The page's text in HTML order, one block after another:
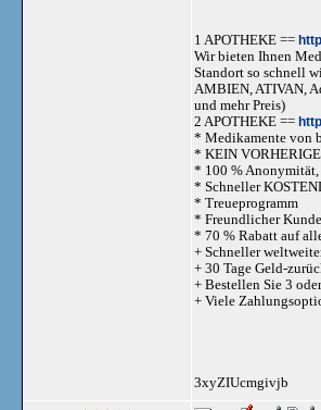
1 APOTHEKE ==
Wir bieten Ihnen
Standort so schnell
AMBIEN, ATIVAN,
und mehr Preis)
2 APOTHEKE ==
* Medikamente von
* KEIN
* 100 % Anonymität,
* Schneller
* Treueprogramm
* Freundlicher
* 70 % Rabatt auf
+ Schneller
+ 30 Tage Geld-
+ Bestellen Sie 3
+ Viele
3xyZIUcmgivjb